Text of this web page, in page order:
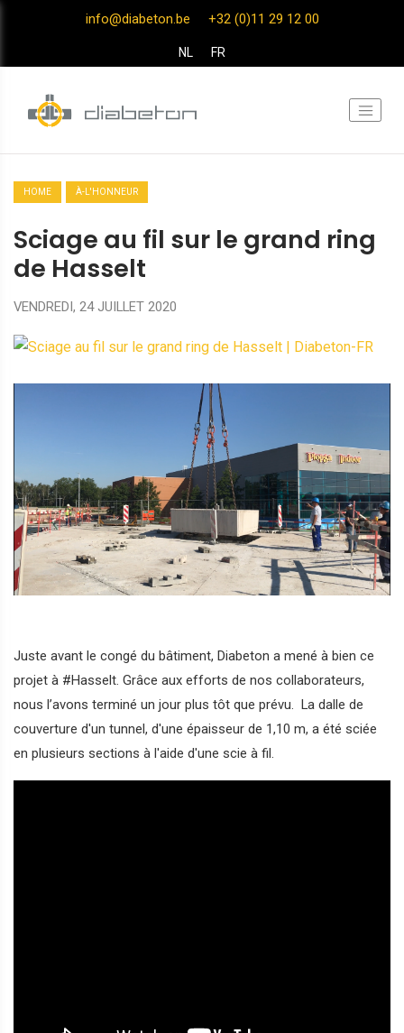
info@diabeton.be +32 (0)11 29 12 00
NL FR
HOME À-L'HONNEUR
Sciage au fil sur le grand ring
de Hasselt
VENDREDI, 24 JUILLET 2020
Juste avant le congé du bâtiment, Diabeton a mené à bien ce
projet à #Hasselt. Grâce aux efforts de nos collaborateurs,
nous l’avons terminé un jour plus tôt que prévu. La dalle de
couverture d'un tunnel, d'une épaisseur de 1,10 m, a été sciée
en plusieurs sections à l'aide d'une scie à fil.